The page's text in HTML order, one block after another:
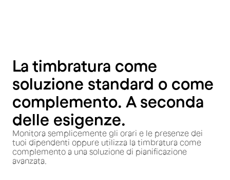
La timbratura come
soluzione standard o come
complemento. A seconda
delle esigenze.
Monitora semplicemente gli orari e le presenze dei
tuoi dipendenti oppure utilizza la timbratura come
complemento a una soluzione di pianificazione
avanzata.